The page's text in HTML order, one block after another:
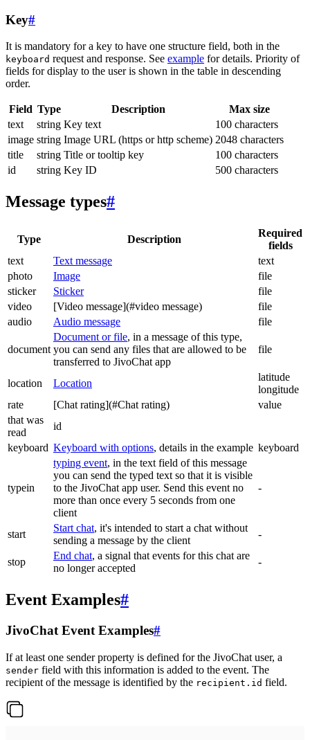
Key#
It is mandatory for a key to have one structure field, both in the
keyboard request and response. See example for details. Priority of
fields for display to the user is shown in the table in descending
order.
Field Type Description
Max size
text
string Key text
100 characters
image string Image URL (https or http scheme) 2048 characters
title
string Title or tooltip key
100 characters
id
string Key ID 500 characters
Message types#
Type Description
Required
fields
text
Text message
text
photo
Image
file
sticker
Sticker
file
video
[Video message](#video message)
file
audio
Audio message file
document
Document or file, in a message of this type,
you can send any files that are allowed to be
transferred to JivoChat app
file
location Location
latitude
longitude
rate
[Chat rating](#Chat rating)
value
that was
read
id
keyboard Keyboard with options, details in the example keyboard
typein
typing event, in the text field of this message
you can send the typed text so that it is visible
to the JivoChat app user. Send this event no
more than once every 5 seconds from one
client
-
start
Start chat, it's intended to start a chat without
sending a message by the client
-
stop
End chat, a signal that events for this chat are
no longer accepted
-
Event Examples#
JivoChat Event Examples#
If at least one sender property is defined for the JivoChat user, a
sender field with this information is added to the event. The
recipient of the message is identified by the recipient.id field.